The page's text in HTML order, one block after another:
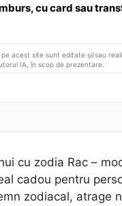
cu card sau
pe acest site sunt editate și/sau
IA, în scop de prezentare.
cu zodia Rac –
cadou pentru
zodiacal, atrage